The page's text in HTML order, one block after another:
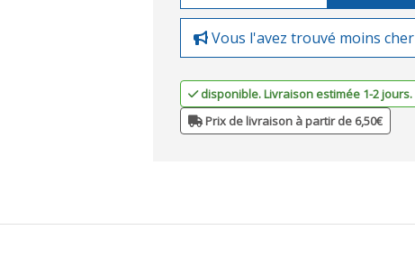
Vous l'avez trouvé moins cher
disponible. Livraison estimée 1-2 jours.
Prix de livraison à partir de 6,50€